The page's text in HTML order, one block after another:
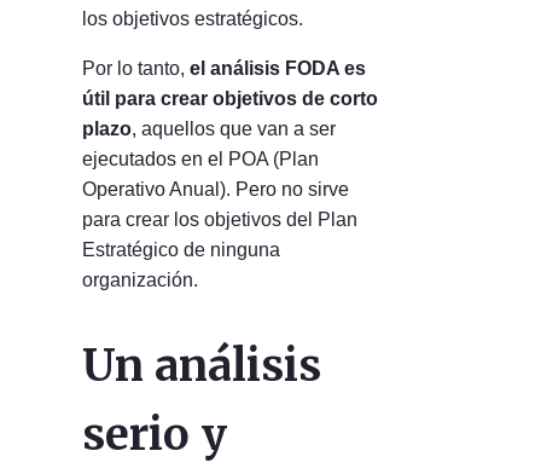
los objetivos estratégicos.
Por lo tanto, el análisis FODA es
útil para crear objetivos de corto
plazo, aquellos que van a ser
ejecutados en el POA (Plan
Operativo Anual). Pero no sirve
para crear los objetivos del Plan
Estratégico de ninguna
organización.
Un análisis
serio y